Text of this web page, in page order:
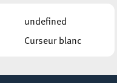
undefined
Curseur blanc